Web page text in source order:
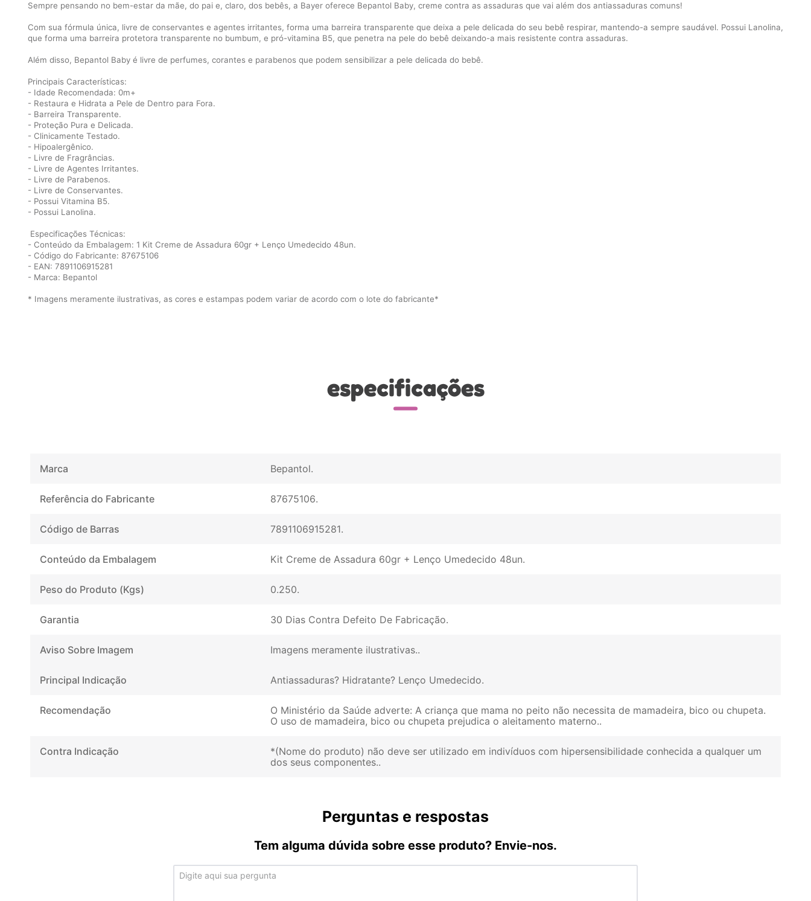
Sempre pensando no bem-estar da mãe, do pai e, claro, dos bebês, a Bayer oferece Bepantol Baby, creme contra as assaduras que vai além dos antiassaduras comuns!
Com sua fórmula única, livre de conservantes e agentes irritantes, forma uma barreira transparente que deixa a pele delicada do seu bebê respirar, mantendo-a sempre saudável. Possui Lanolina,
que forma uma barreira protetora transparente no bumbum, e pró-vitamina B5, que penetra na pele do bebê deixando-a mais resistente contra assaduras.
Além disso, Bepantol Baby é livre de perfumes, corantes e parabenos que podem sensibilizar a pele delicada do bebê.
Principais Características:
- Idade Recomendada: 0m+
- Restaura e Hidrata a Pele de Dentro para Fora.
- Barreira Transparente.
- Proteção Pura e Delicada.
- Clinicamente Testado.
- Hipoalergênico.
- Livre de Fragrâncias.
- Livre de Agentes Irritantes.
- Livre de Parabenos.
- Livre de Conservantes.
- Possui Vitamina B5.
- Possui Lanolina.
Especificações Técnicas:
- Conteúdo da Embalagem: 1 Kit Creme de Assadura 60gr + Lenço Umedecido 48un.
- Código do Fabricante: 87675106
- EAN: 7891106915281
- Marca: Bepantol
* Imagens meramente ilustrativas, as cores e estampas podem variar de acordo com o lote do fabricante*
especificações
Marca Bepantol
Referência do Fabricante 87675106
Código de Barras 7891106915281
Conteúdo da Embalagem Kit Creme de Assadura 60gr + Lenço Umedecido 48un
Peso do Produto (Kgs) 0.250
Garantia 30 Dias Contra Defeito De Fabricação
Aviso Sobre Imagem Imagens meramente ilustrativas.
Principal Indicação Antiassaduras? Hidratante? Lenço Umedecido
Recomendação
O Ministério da Saúde adverte: A criança que mama no peito não necessita de mamadeira, bico ou chupeta.
O uso de mamadeira, bico ou chupeta prejudica o aleitamento materno.
Contra Indicação
*(Nome do produto) não deve ser utilizado em indivíduos com hipersensibilidade conhecida a qualquer um
dos seus componentes.
Perguntas e respostas
Tem alguma dúvida sobre esse produto? Envie-nos.